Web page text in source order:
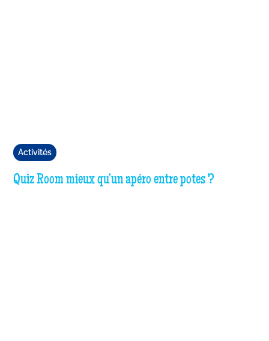
Activités
Quiz Room mieux qu’un apéro entre potes ?